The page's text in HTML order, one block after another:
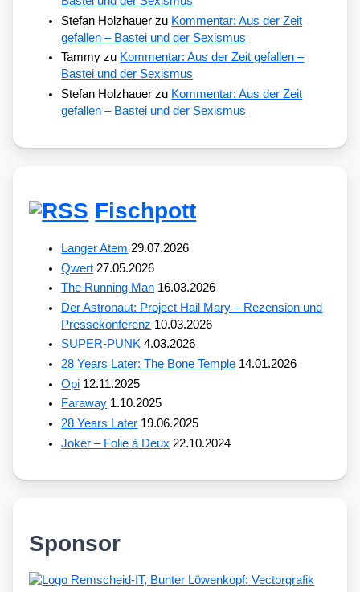
Stefan Holzhauer zu Kommentar: Aus der Zeit
gefallen – Bastei und der Sexismus
Tammy zu Kommentar: Aus der Zeit gefallen –
Bastei und der Sexismus
Stefan Holzhauer zu Kommentar: Aus der Zeit
gefallen – Bastei und der Sexismus
Fischpott
Langer Atem 29.07.2026
Qwert 27.05.2026
The Running Man 16.03.2026
Der Astronaut: Project Hail Mary – Rezension und
Pressekonferenz 10.03.2026
SUPER-PUNK 4.03.2026
28 Years Later: The Bone Temple 14.01.2026
Opi 12.11.2025
Faraway 1.10.2025
28 Years Later 19.06.2025
Joker – Folie à Deux 22.10.2024
Sponsor